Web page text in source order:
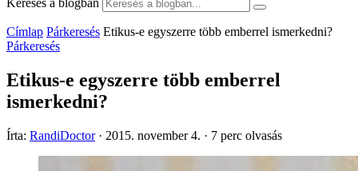
Keresés a blogban
Címlap Párkeresés Etikus-e egyszerre több emberrel ismerkedni?
Párkeresés
Etikus-e egyszerre több emberrel
ismerkedni?
Írta: RandiDoctor · 2015. november 4. · 7 perc olvasás